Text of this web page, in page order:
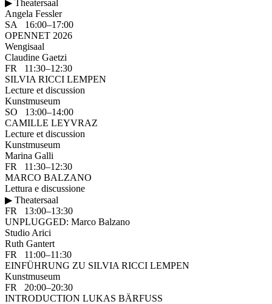
▶ Theatersaal
Angela Fessler
SA 16:00–17:00
OPENNET 2026
Wengisaal
Claudine Gaetzi
FR 11:30–12:30
SILVIA RICCI LEMPEN
Lecture et discussion
Kunstmuseum
SO 13:00–14:00
CAMILLE LEYVRAZ
Lecture et discussion
Kunstmuseum
Marina Galli
FR 11:30–12:30
MARCO BALZANO
Lettura e discussione
▶ Theatersaal
FR 13:00–13:30
UNPLUGGED: Marco Balzano
Studio Arici
Ruth Gantert
FR 11:00–11:30
EINFÜHRUNG ZU SILVIA RICCI LEMPEN
Kunstmuseum
FR 20:00–20:30
INTRODUCTION LUKAS BÄRFUSS